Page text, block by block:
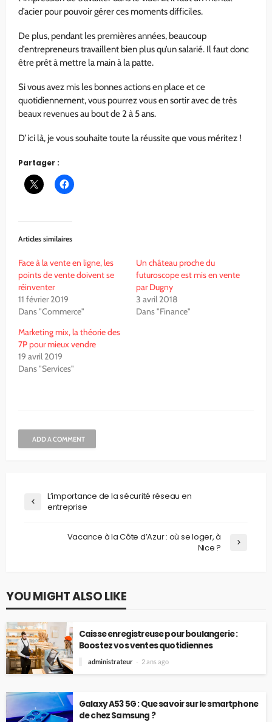
d’acier pour pouvoir gérer ces moments difficiles.
De plus, pendant les premières années, beaucoup
d’entrepreneurs travaillent bien plus qu’un salarié. Il faut donc
être prêt à mettre la main à la patte.
Si vous avez mis les bonnes actions en place et ce
quotidiennement, vous pourrez vous en sortir avec de très
beaux revenues au bout de 2 à 5 ans.
D’ici là, je vous souhaite toute la réussite que vous méritez !
Partager :
Articles similaires
Face à la vente en ligne, les
points de vente doivent se
réinventer
11 février 2019
Dans "Commerce"
Un château proche du
futuroscope est mis en vente
par Dugny
3 avril 2018
Dans "Finance"
Marketing mix, la théorie des
7P pour mieux vendre
19 avril 2019
Dans "Services"
ADD A COMMENT
L’importance de la sécurité réseau en
entreprise
Vacance à la Côte d’Azur : où se loger, à
Nice ?
YOU MIGHT ALSO LIKE
Caisse enregistreuse pour boulangerie :
Boostez vos ventes quotidiennes
administrateur 2 ans ago
Galaxy A53 5G : Que savoir sur le smartphone
de chez Samsung ?